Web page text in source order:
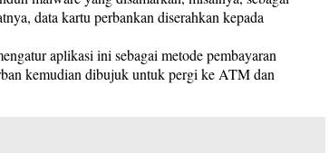
data kartu perbankan diserahkan kepada
aplikasi ini sebagai metode pembayaran
kemudian dibujuk untuk pergi ke ATM dan